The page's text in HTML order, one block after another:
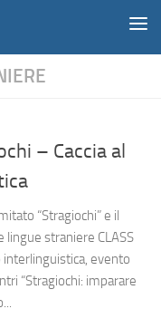
– Caccia al
“Stragiochi” e il
lingue straniere CLASS
interlinguistica, evento
“Stragiochi: imparare